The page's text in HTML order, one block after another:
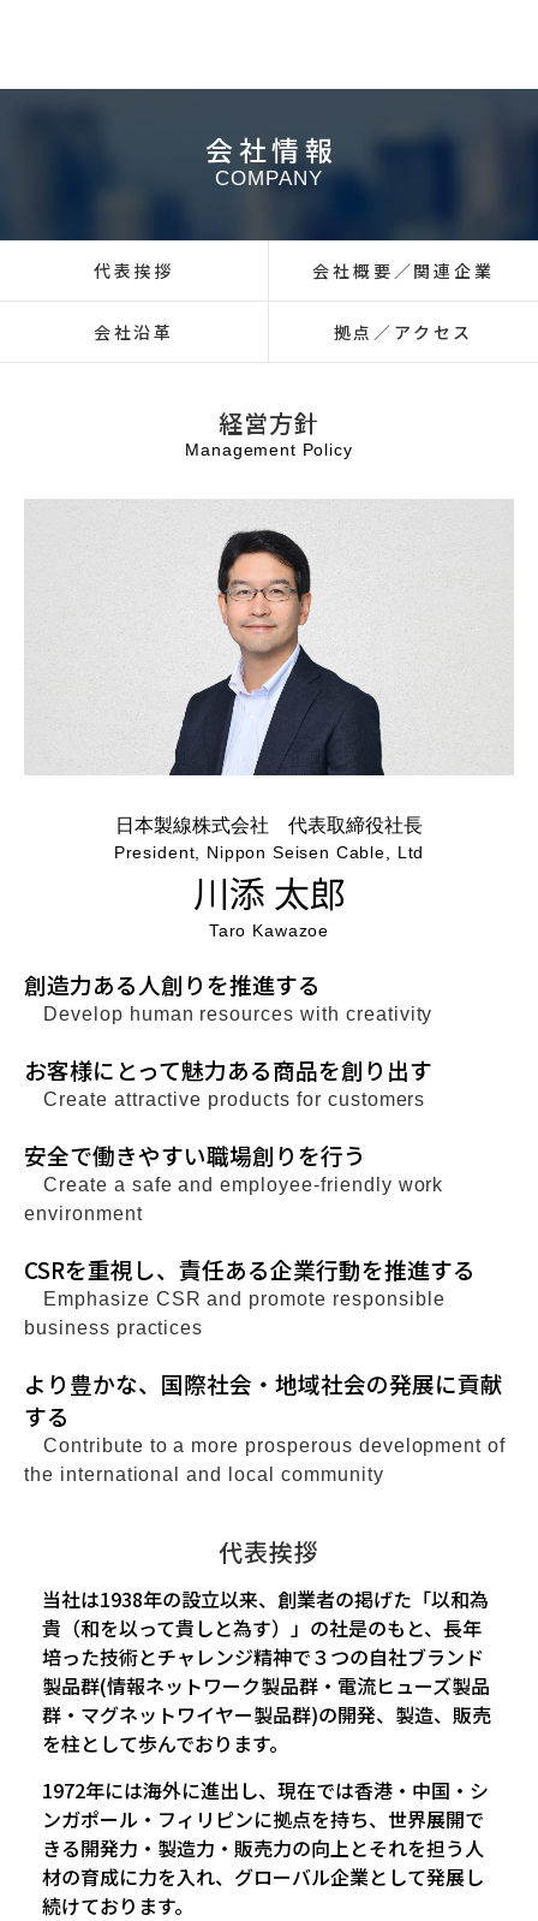
会社情報
COMPANY
代表挨拶 会社概要／関連企業
会社沿革 拠点／アクセス
経営方針
Management Policy
⽇本製線株式会社 代表取締役社⻑
President, Nippon Seisen Cable, Ltd
川添 太郎
Taro Kawazoe
創造力ある人創りを推進する
Develop human resources with creativity
お客様にとって魅力ある商品を創り出す
Create attractive products for customers
安全で働きやすい職場創りを行う
Create a safe and employee-friendly work
environment
CSRを重視し、責任ある企業行動を推進する
Emphasize CSR and promote responsible
business practices
より豊かな、国際社会・地域社会の発展に貢献
する
Contribute to a more prosperous development of
the international and local community
代表挨拶
当社は1938年の設立以来、創業者の掲げた「以和為
貴（和を以って貴しと為す）」の社是のもと、長年
培った技術とチャレンジ精神で３つの自社ブランド
製品群(情報ネットワーク製品群・電流ヒューズ製品
群・マグネットワイヤー製品群)の開発、製造、販売
を柱として歩んでおります。
1972年には海外に進出し、現在では香港・中国・シ
ンガポール・フィリピンに拠点を持ち、世界展開で
きる開発力・製造力・販売力の向上とそれを担う人
材の育成に力を入れ、グローバル企業として発展し
続けております。